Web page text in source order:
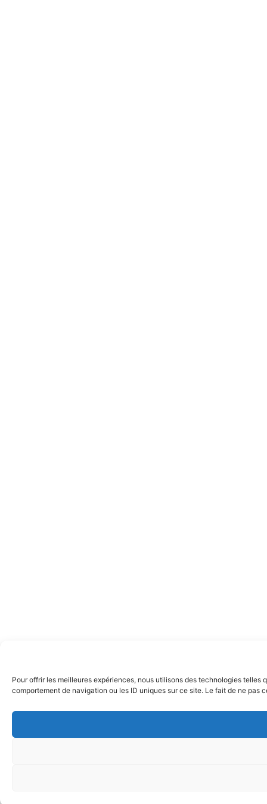
Pour offrir les meilleures expériences, nous utilisons des technologies
comportement de navigation ou les ID uniques sur ce site. Le fait de ne